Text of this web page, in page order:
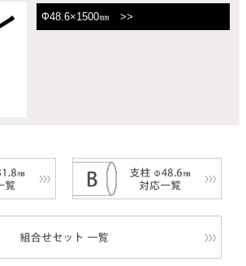
Ф48.6×1500㎜ >>